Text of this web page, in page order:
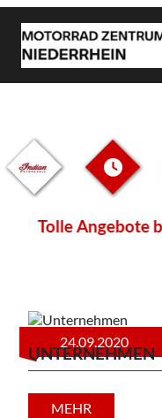
Tolle Angebote
24.09.2020
UNTERNEHMEN
MEHR